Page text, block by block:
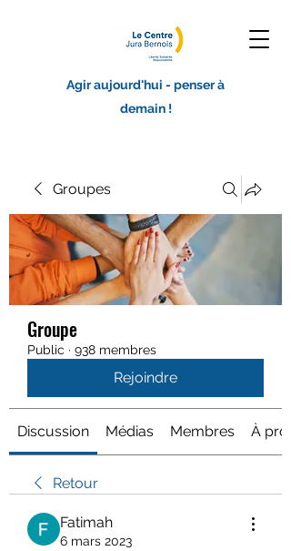
Agir aujourd'hui - penser à
demain !
Groupes
Groupe
Public · 938 membres
Rejoindre
Discussion Médias Membres À
Retour
Fatimah
6 mars 2023